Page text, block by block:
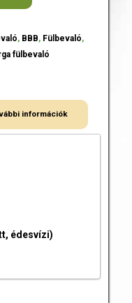
, BBB, Fülbevaló,
fülbevaló
információk
édesvízi)